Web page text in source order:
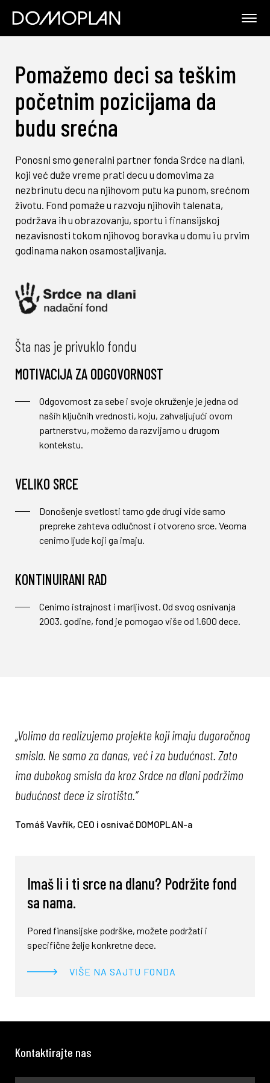
Pomažemo deci sa teškim
početnim pozicijama da
budu srećna
Ponosni smo generalni partner fonda Srdce na dlani,
koji već duže vreme prati decu u domovima za
nezbrinutu decu na njihovom putu ka punom, srećnom
životu. Fond pomaže u razvoju njihovih talenata,
podržava ih u obrazovanju, sportu i finansijskoj
nezavisnosti tokom njihovog boravka u domu i u prvim
godinama nakon osamostaljivanja.
Šta nas je privuklo fondu
MOTIVACIJA ZA ODGOVORNOST
Odgovornost za sebe i svoje okruženje je jedna od
naših ključnih vrednosti, koju, zahvaljujući ovom
partnerstvu, možemo da razvijamo u drugom
kontekstu.
VELIKO SRCE
Donošenje svetlosti tamo gde drugi vide samo
prepreke zahteva odlučnost i otvoreno srce. Veoma
cenimo ljude koji ga imaju.
KONTINUIRANI RAD
Cenimo istrajnost i marljivost. Od svog osnivanja
2003. godine, fond je pomogao više od 1.600 dece.
„Volimo da realizujemo projekte koji imaju dugoročnog
smisla. Ne samo za danas, već i za budućnost. Zato
ima dubokog smisla da kroz Srdce na dlani podržimo
budućnost dece iz sirotišta.”
Tomáš Vavřík, CEO i osnivač DOMOPLAN-a
Imaš li i ti srce na dlanu? Podržite fond
sa nama.
Pored finansijske podrške, možete podržati i
specifične želje konkretne dece.
VIŠE NA SAJTU FONDA
Kontaktirajte nas